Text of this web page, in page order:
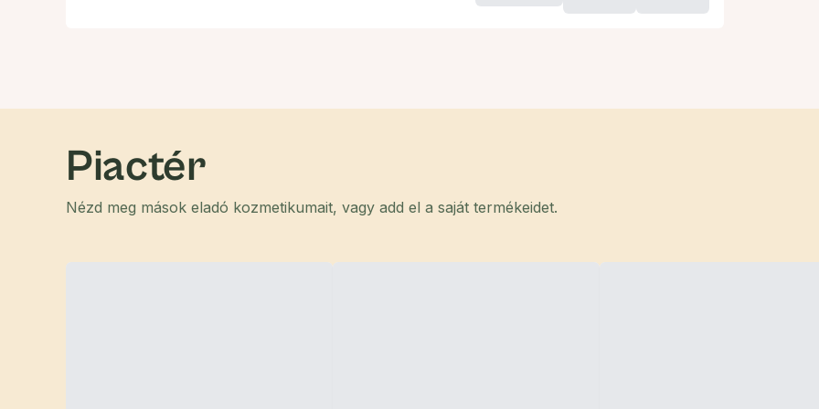
Piactér
Nézd meg mások eladó kozmetikumait, vagy add el a saját termékeidet.